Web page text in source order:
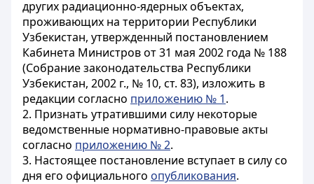
других радиационно-ядерных объектах,
проживающих на территории Республики
Узбекистан, утвержденный постановлением
Кабинета Министров от 31 мая 2002 года № 188
(Собрание законодательства Республики
Узбекистан, 2002 г., № 10, ст. 83), изложить в
редакции согласно приложению № 1.
2. Признать утратившими силу некоторые
ведомственные нормативно-правовые акты
согласно приложению № 2.
3. Настоящее постановление вступает в силу со
дня его официального опубликования.